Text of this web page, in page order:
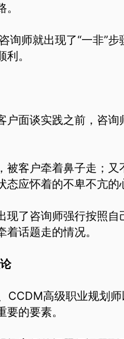
师就出现了“一非”步
。
面谈实践之前，咨
被客户牵着鼻子走；
应怀着的不卑不亢的
了咨询师强行按照自
话题走的情况。
CCDM高级职业规划
的要素。